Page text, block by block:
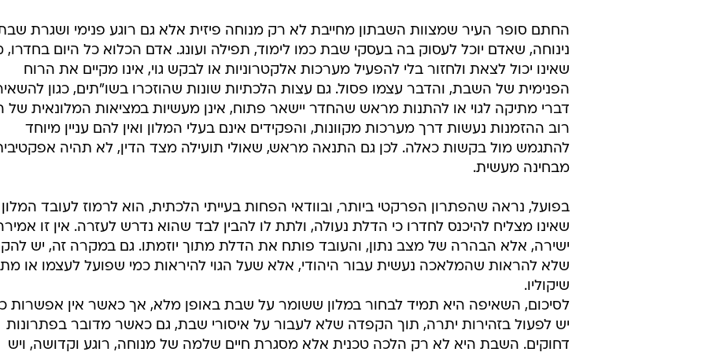
החתם סופר העיר שמצוות השבתון מחייבת לא רק מנוחה פיזית אלא גם רוגע פנימי ושגרת
נינוחה, שאדם יוכל לעסוק בה בעסקי שבת כמו לימוד, תפילה ועונג. אדם הכלוא כל היום בחדרו,
שאינו יכול לצאת ולחזור בלי להפעיל מערכות אלקטרוניות או לבקש גוי, אינו מקיים את הרוח
הפנימית של השבת, והדבר עצמו פסול. גם עצות הלכתיות שונות שהוזכרו בשו"תים, כגון
דברי מתיקה לגוי או להתנות מראש שהחדר יישאר פתוח, אינן מעשיות במציאות המלונאית של
רוב ההזמנות נעשות דרך מערכות מקוונות, והפקידים אינם בעלי המלון ואין להם עניין מיוחד
להתגמש מול בקשות כאלה. לכן גם התנאה מראש, שאולי תועילה מצד הדין, לא תהיה
מבחינה מעשית.
בפועל, נראה שהפתרון הפרקטי ביותר, ובוודאי הפחות בעייתי הלכתית, הוא לרמוז לעובד המלון
שאינו מצליח להיכנס לחדרו כי הדלת נעולה, ולתת לו להבין לבד שהוא נדרש לעזרה. אין זו
ישירה, אלא הבהרה של מצב נתון, והעובד פותח את הדלת מתוך יוזמתו. גם במקרה זה, יש
שלא להראות שהמלאכה נעשית עבור היהודי, אלא שעל הגוי להיראות כמי שפועל לעצמו או
שיקוליו.
לסיכום, השאיפה היא תמיד לבחור במלון ששומר על שבת באופן מלא, אך כאשר אין אפשרות
יש לפעול בזהירות יתרה, תוך הקפדה שלא לעבור על איסורי שבת, גם כאשר מדובר בפתרונות
דחוקים. השבת היא לא רק הלכה טכנית אלא מסגרת חיים שלמה של מנוחה, רוגע וקדושה, ויש